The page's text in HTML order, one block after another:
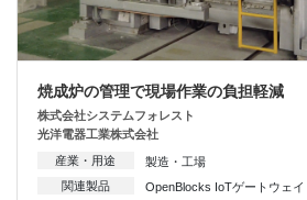
焼成炉の管理で現場作業の負担軽減
株式会社システムフォレスト
光洋電器工業株式会社
産業・用途
製造・工場
関連製品
OpenBlocks IoTゲートウェイ